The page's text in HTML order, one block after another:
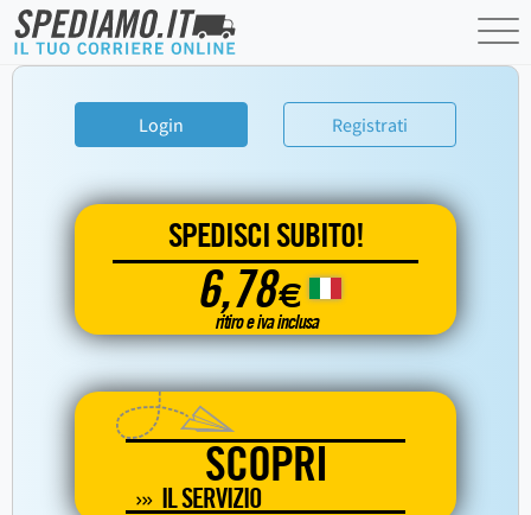
Login Registrati
SPEDISCI SUBITO!
6,78€
ritiro e iva inclusa
SCOPRI
IL SERVIZIO